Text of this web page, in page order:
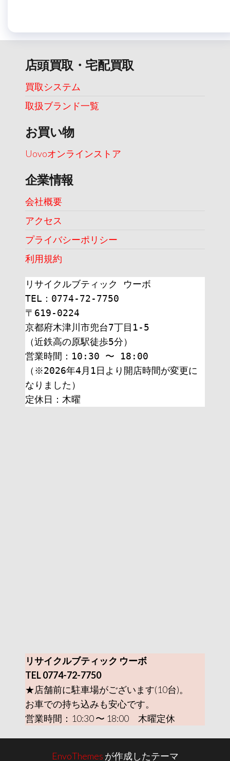
店頭買取・宅配買取
買取システム
取扱ブランド一覧
お買い物
Uovoオンラインストア
企業情報
会社概要
アクセス
プライバシーポリシー
利用規約
リサイクルブティック ウーボ
TEL：0774-72-7750
〒619-0224
京都府木津川市兜台7丁目1-5
（近鉄高の原駅徒歩5分）
営業時間：10:30 〜 18:00
（※2026年4月1日より開店時間が変更に
なりました）
定休日：木曜
リサイクルブティック ウーボ
TEL 0774-72-7750
★店舗前に駐車場がございます(10台)。
お車での持ち込みも安心です。
営業時間：10:30 〜 18:00 木曜定休
EnvoThemes が作成したテーマ